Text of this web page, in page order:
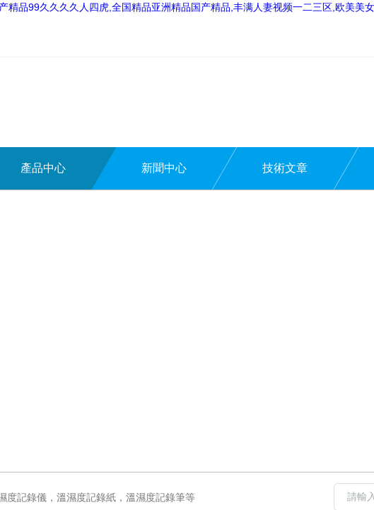
品99久久久久人四虎,全国精品亚洲精品国产精品,丰满人妻视频一二三区,欧美美
產品中心 新聞中心 技術文章
度記錄儀，溫濕度記錄紙，溫濕度記錄筆等